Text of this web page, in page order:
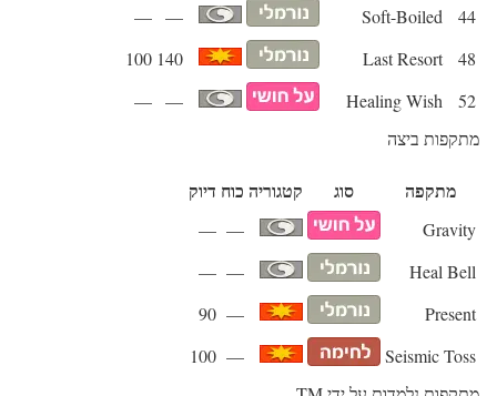
44
Soft-Boiled
—
—
48
Last Resort
140
100
52
Healing Wish
—
—
מתקפות ביצה
מתקפה סוג קטגוריה כוח דיוק
Gravity
—
—
Heal Bell
—
—
Present
—
90
Seismic Toss
—
100